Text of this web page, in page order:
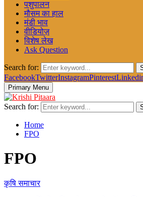
पशुपालन
मौसम का हाल
मंडी भाव
वीडियोज़
विशेष लेख
Ask Question
Search for:
FacebookTwitterInstagramPinterest
Primary Menu
Search for:
Home
FPO
FPO
कृषि समाचार